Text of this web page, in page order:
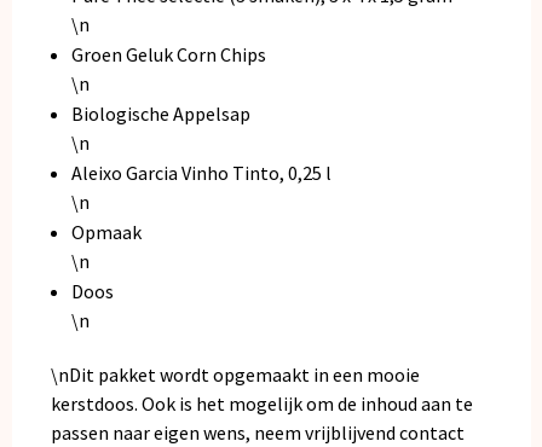
\n
Groen Geluk Corn Chips
\n
Biologische Appelsap
\n
Aleixo Garcia Vinho Tinto, 0,25 l
\n
Opmaak
\n
Doos
\n
\nDit pakket wordt opgemaakt in een mooie
kerstdoos. Ook is het mogelijk om de inhoud aan te
passen naar eigen wens, neem vrijblijvend contact